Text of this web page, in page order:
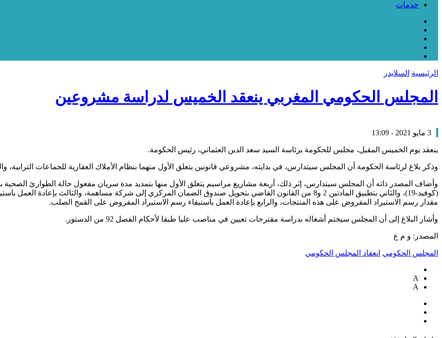
خدمات
الرئيسية السلايدر
المجلس الحكومي المغربي ينعقد الخميس لدراسة مشروعين
3 مايو 2021 - 13:09
ينعقد يوم الخميس المقبل، مجلس للحكومة برئاسة السيد سعد الدين العثماني، رئيس الحكومة.
وذكر بلاغ لرئاسة الحكومة أن المجلس سيتدارس، في بدايته، مشروعي قانونين يتعلق الأول منهما بنظام الأملاك العقارية للجماعات الترابية،
وأضاف المصدر ذاته أن المجلس سيتدارس، إثر ذلك، أربعة مشاريع مراسيم يتعلق الأول منها بتمديد مدة سريان مفعول حالة الطوارئ
(كوفيد-19)، والثاني بتطبيق المادتين 2 و8 من القانون القاضي بتحويل صندوق الضمان المركزي إلى شركة مساهمة، والثالث
مقدار رسم الاستيراد المفروض على هذه المنتجات، والرابع بإعادة العمل باستيفاء رسم الاستيراد المفروض على القمح الصلب.
وأشار البلاغ إلى أن المجلس سيختم أشغاله بدراسة مقترحات تعيين في مناصب عليا طبقا لأحكام الفصل 92 من الدستور.
المصدر: و م ع
المجلس الحكومي انعقاد المجلس الحكومي
A
A